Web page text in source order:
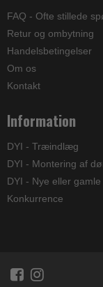
FAQ - Ofte stillede
Retur og ombytning
Handelsbetingelser
Om os
Kontakt
Information
DYI - Træindlæg
DYI - Montering af
DYI - Nye eller
Konkurrence